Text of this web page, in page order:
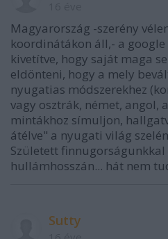
Magyarország -szerény
koordinátákon áll,- a
kivetítve, hogy saját maga
eldönteni, hogy a mely
nyugatias módszerekhez
vagy osztrák, német, angol,
mintákhoz símuljon,
átélve" a nyugati világ
Született
hullámhosszán... hát nem
Sutty